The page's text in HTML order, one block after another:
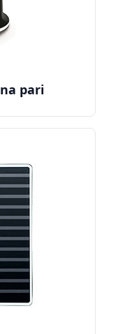
pari